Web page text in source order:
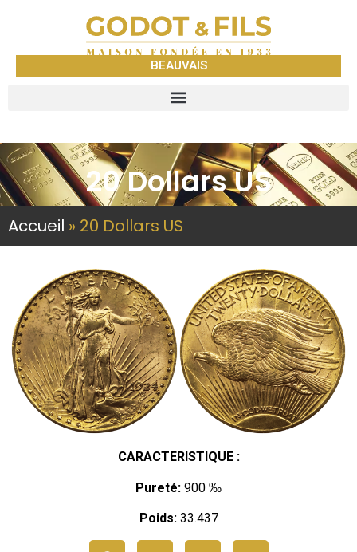
BEAUVAIS
20 Dollars US
Accueil » 20 Dollars US
CARACTERISTIQUE :
Pureté: 900 ‰
Poids:33.437